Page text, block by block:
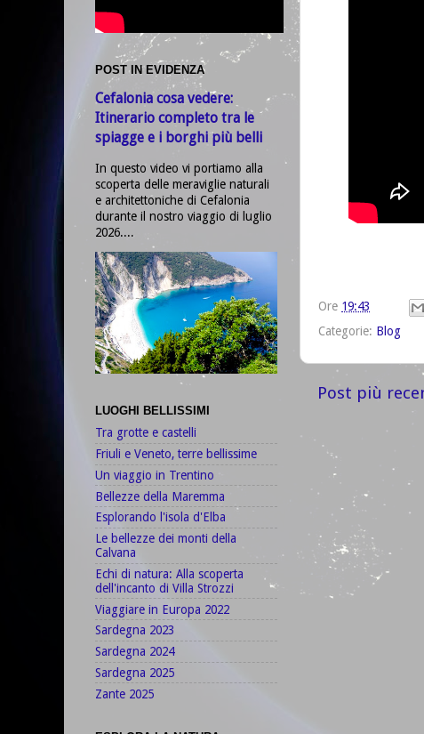
Ore 19:43
Categorie: Blog
Post più
POST IN EVIDENZA
Cefalonia cosa vedere:
Itinerario completo tra le
spiagge e i borghi più belli
In questo video vi portiamo alla
scoperta delle meraviglie naturali
e architettoniche di Cefalonia
durante il nostro viaggio di luglio
2026....
LUOGHI BELLISSIMI
Tra grotte e castelli
Friuli e Veneto, terre bellissime
Un viaggio in Trentino
Bellezze della Maremma
Esplorando l'isola d'Elba
Le bellezze dei monti della
Calvana
Echi di natura: Alla scoperta
dell'incanto di Villa Strozzi
Viaggiare in Europa 2022
Sardegna 2023
Sardegna 2024
Sardegna 2025
Zante 2025